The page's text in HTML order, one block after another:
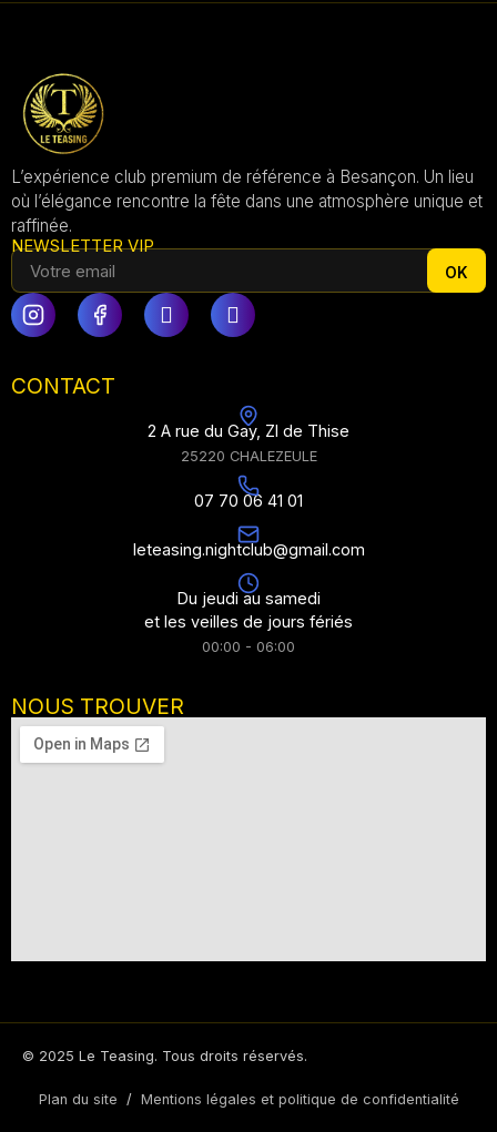
L’expérience club premium de référence à Besançon. Un lieu
où l’élégance rencontre la fête dans une atmosphère unique et
raffinée.
NEWSLETTER VIP
OK
CONTACT
2 A rue du Gay, ZI de Thise
25220 CHALEZEULE
07 70 06 41 01
leteasing.nightclub@gmail.com
Du jeudi au samedi
et les veilles de jours fériés
00:00 - 06:00
NOUS TROUVER
© 2025 Le Teasing. Tous droits réservés.
Plan du site / Mentions légales et politique de confidentialité